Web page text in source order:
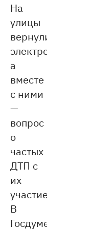
На
улицы
вернулись
электросамокаты,
а
вместе
с ними
—
вопрос
о
частых
ДТП с
их
участием.
В
Госдуме